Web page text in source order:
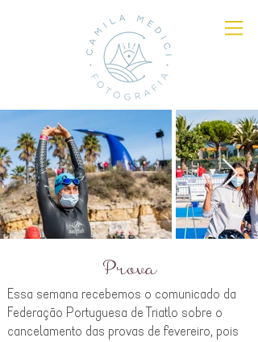
Prova
Essa semana recebemos o comunicado da
Federação Portuguesa de Triatlo sobre o
cancelamento das provas de fevereiro, pois